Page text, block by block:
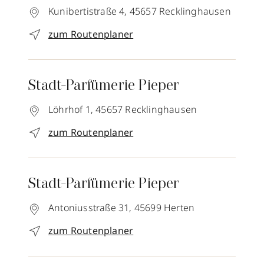
Kunibertistraße 4, 45657 Recklinghausen
zum Routenplaner
Stadt-Parfümerie Pieper
Löhrhof 1, 45657 Recklinghausen
zum Routenplaner
Stadt-Parfümerie Pieper
Antoniusstraße 31, 45699 Herten
zum Routenplaner